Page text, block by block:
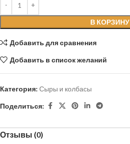
В КОРЗИНУ
Добавить для сравнения
Добавить в список желаний
Категория: Сыры и колбасы
Поделиться:
Отзывы (0)